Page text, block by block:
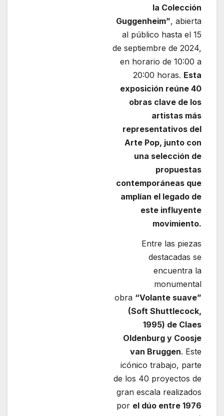
la Colección
Guggenheim”, abierta
al público hasta el 15
de septiembre de 2024,
en horario de 10:00 a
20:00 horas. Esta
exposición reúne 40
obras clave de los
artistas más
representativos del
Arte Pop, junto con
una selección de
propuestas
contemporáneas que
amplían el legado de
este influyente
movimiento.
Entre las piezas
destacadas se
encuentra la
monumental
obra “Volante suave”
(Soft Shuttlecock,
1995) de Claes
Oldenburg y Coosje
van Bruggen. Este
icónico trabajo, parte
de los 40 proyectos de
gran escala realizados
por el dúo entre 1976